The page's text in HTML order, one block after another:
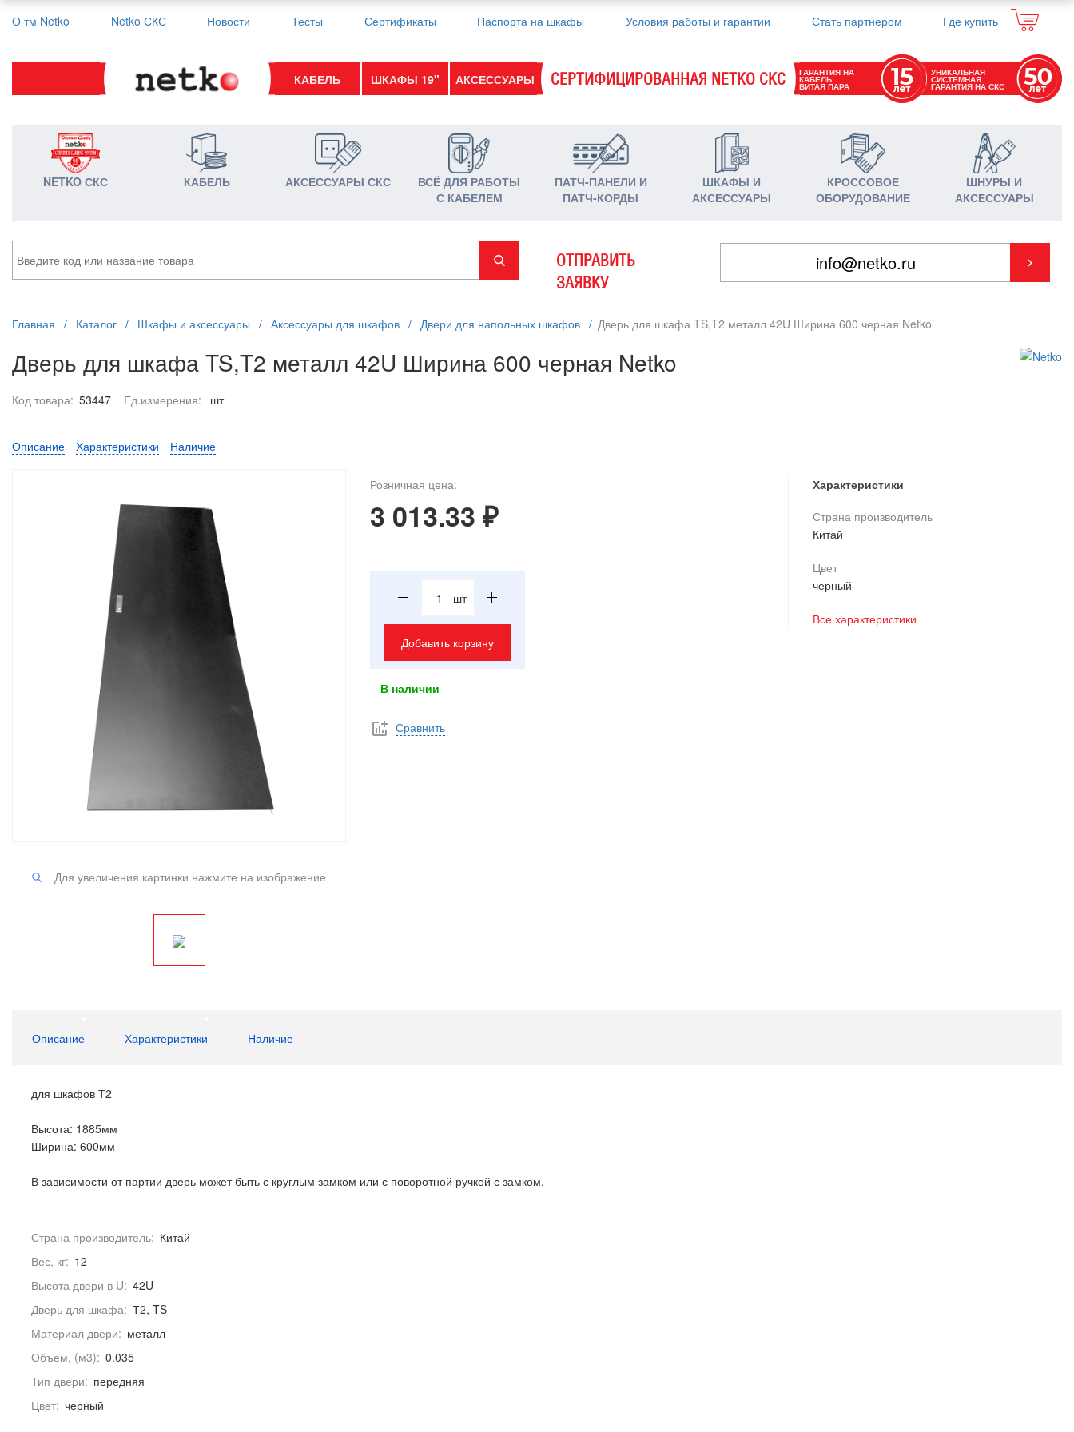
О тм Netko Netko СКС Новости Тесты Сертификаты Паспорта на шкафы Условия работы и гарантии Стать партнером Где купить
КАБЕЛЬ ШКАФЫ 19" АКСЕССУАРЫ СЕРТИФИЦИРОВАННАЯ NETKO СКС ГАРАНТИЯ НА
КАБЕЛЬ
ВИТАЯ ПАРА
УНИКАЛЬНАЯ
СИСТЕМНАЯ
ГАРАНТИЯ НА СКС
NETKO СКС КАБЕЛЬ АКСЕССУАРЫ СКС
ВСЁ ДЛЯ РАБОТЫ
С КАБЕЛЕМ
ПАТЧ-ПАНЕЛИ И
ПАТЧ-КОРДЫ
ШКАФЫ И
АКСЕССУАРЫ
КРОССОВОЕ
ОБОРУДОВАНИЕ
ШНУРЫ И
АКСЕССУАРЫ
ОТПРАВИТЬ
ЗАЯВКУ
Главная / Каталог / Шкафы и аксессуары / Аксессуары для шкафов / Двери для напольных шкафов / Дверь для шкафа TS,T2 металл 42U Ширина 600 черная Netko
Дверь для шкафа TS,T2 металл 42U Ширина 600 черная Netko
Код товара: 53447 Ед.измерения: шт
Описание Характеристики Наличие
Для увеличения картинки нажмите на изображение
Розничная цена:
3 013.33 ₽
шт
Добавить корзину
В наличии
Сравнить
Характеристики
Страна производитель
Китай
Цвет
черный
Все характеристики
Описание Характеристики Наличие
для шкафов Т2
Высота: 1885мм
Ширина: 600мм
В зависимости от партии дверь может быть с круглым замком или с поворотной ручкой с замком.
Страна производитель: Китай
Вес, кг: 12
Высота двери в U: 42U
Дверь для шкафа: Т2, TS
Материал двери: металл
Объем, (м3): 0.035
Тип двери: передняя
Цвет: черный